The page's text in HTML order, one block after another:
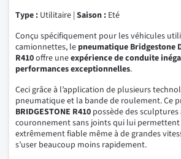
Type : Utilitaire | Saison : Eté
Conçu spécifiquement pour les véhicules
camionnettes, le pneumatique Bridgestone
R410offre uneexpérience de conduite
performancesexceptionnelles.
Ceci grâce à l’application de plusieurs
pneumatique et la bande de roulement. Ce
BRIDGESTONE R410 possède des sculptures
couronnement sans joints qui lui
extrêmement fiable même à de grandes
s’user beaucoup moins rapidement.